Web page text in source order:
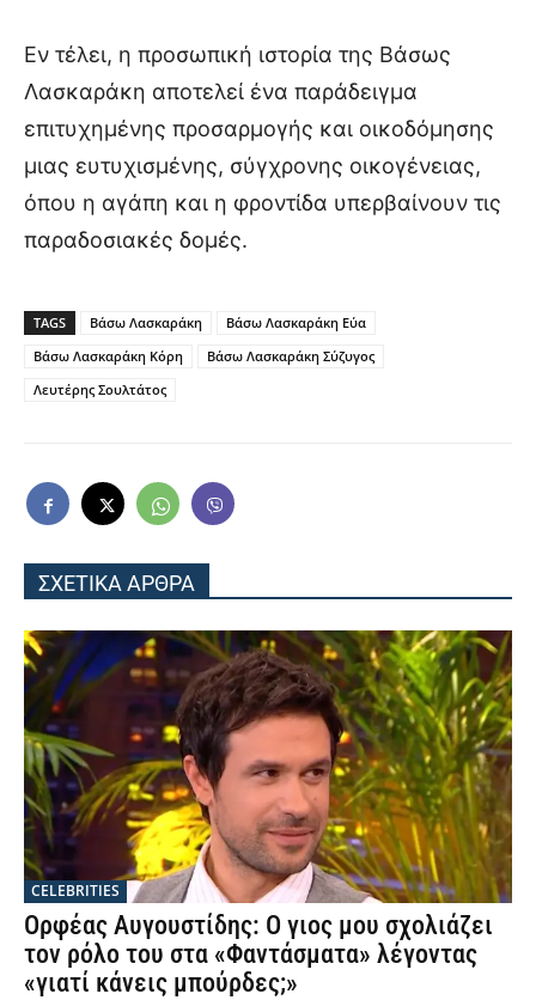
Εν τέλει, η προσωπική ιστορία της Βάσως
Λασκαράκη αποτελεί ένα παράδειγμα
επιτυχημένης προσαρμογής και οικοδόμησης
μιας ευτυχισμένης, σύγχρονης οικογένειας,
όπου η αγάπη και η φροντίδα υπερβαίνουν τις
παραδοσιακές δομές.
TAGS Βάσω Λασκαράκη
Βάσω Λασκαράκη Εύα
Βάσω Λασκαράκη Κόρη
Βάσω Λασκαράκη Σύζυγος
Λευτέρης Σουλτάτος
ΣΧΕΤΙΚΑ ΑΡΘΡΑ
CELEBRITIES
Ορφέας Αυγουστίδης: Ο γιος μου σχολιάζει
τον ρόλο του στα «Φαντάσματα» λέγοντας
«γιατί κάνεις μπούρδες;»